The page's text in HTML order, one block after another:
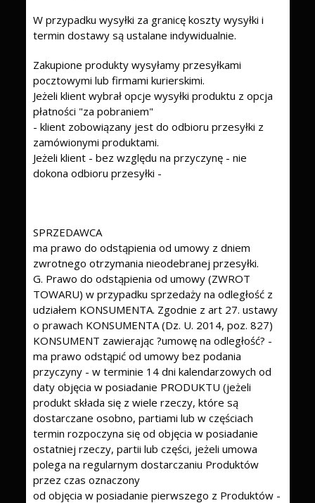
W przypadku wysyłki za granicę koszty wysyłki i
termin dostawy są ustalane indywidualnie.
Zakupione produkty wysyłamy przesyłkami
pocztowymi lub firmami kurierskimi.
Jeżeli klient wybrał opcje wysyłki produktu z opcja
płatności "za pobraniem"
- klient zobowiązany jest do odbioru przesyłki z
zamówionymi produktami.
Jeżeli klient - bez względu na przyczynę - nie
dokona odbioru przesyłki -
SPRZEDAWCA
ma prawo do odstąpienia od umowy z dniem
zwrotnego otrzymania nieodebranej przesyłki.
G. Prawo do odstąpienia od umowy (ZWROT
TOWARU) w przypadku sprzedaży na odległość z
udziałem KONSUMENTA. Zgodnie z art 27. ustawy
o prawach KONSUMENTA (Dz. U. 2014, poz. 827)
KONSUMENT zawierając ?umowę na odległość? -
ma prawo odstąpić od umowy bez podania
przyczyny - w terminie 14 dni kalendarzowych od
daty objęcia w posiadanie PRODUKTU (jeżeli
produkt składa się z wiele rzeczy, które są
dostarczane osobno, partiami lub w częściach
termin rozpoczyna się od objęcia w posiadanie
ostatniej rzeczy, partii lub części, jeżeli umowa
polega na regularnym dostarczaniu Produktów
przez czas oznaczony
od objęcia w posiadanie pierwszego z Produktów -